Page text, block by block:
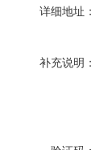
详细地址：
补充说明：